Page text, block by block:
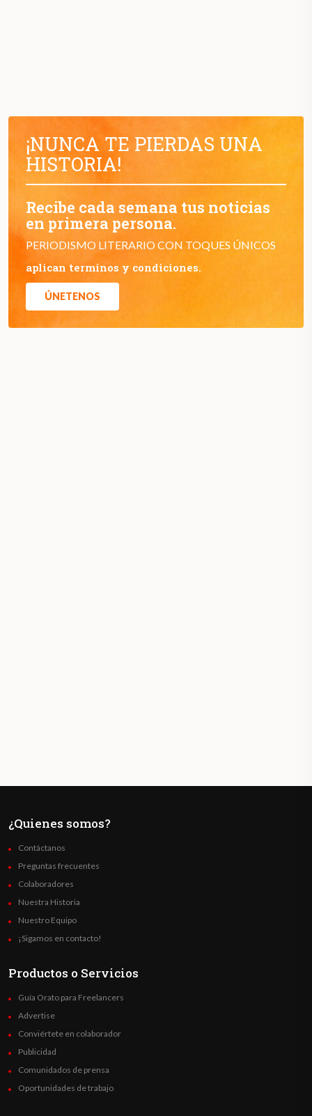
¡NUNCA TE PIERDAS UNA
HISTORIA!
Recibe cada semana tus noticias
en primera persona.
PERIODISMO LITERARIO CON TOQUES ÚNICOS
aplican terminos y condiciones.
ÚNETENOS
¿Quienes somos?
Contáctanos
Preguntas frecuentes
Colaboradores
Nuestra Historia
Nuestro Equipo
¡Sigamos en contacto!
Productos o Servicios
Guía Orato para Freelancers
Advertise
Conviértete en colaborador
Publicidad
Comunidados de prensa
Oportunidades de trabajo